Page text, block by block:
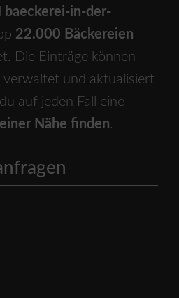
baeckerei-in-der-
22.000 Bäckereien
Die Einträge können
verwaltet und aktualisiert
auf jeden Fall eine
Nähe finden.